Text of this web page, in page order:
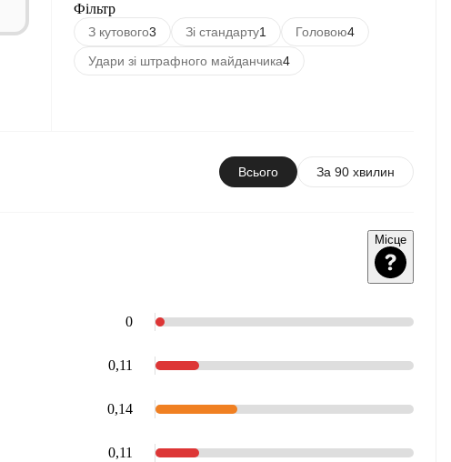
Фільтр
З кутового3 Зі стандарту1 Головою4
Удари зі штрафного майданчика4
Всього За 90 хвилин
Місце
0
0,11
0,14
0,11